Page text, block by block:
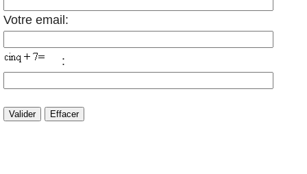
Votre email:
: